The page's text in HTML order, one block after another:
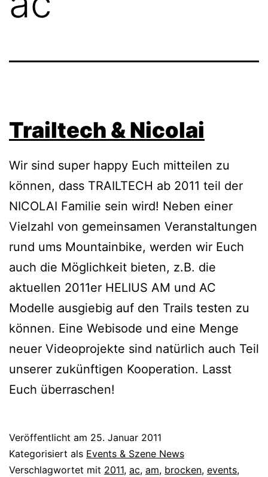
Trailtech & Nicolai
Wir sind super happy Euch mitteilen zu
können, dass TRAILTECH ab 2011 teil der
NICOLAI Familie sein wird! Neben einer
Vielzahl von gemeinsamen Veranstaltungen
rund ums Mountainbike, werden wir Euch
auch die Möglichkeit bieten, z.B. die
aktuellen 2011er HELIUS AM und AC
Modelle ausgiebig auf den Trails testen zu
können. Eine Webisode und eine Menge
neuer Videoprojekte sind natürlich auch Teil
unserer zukünftigen Kooperation. Lasst
Euch überraschen!
Veröffentlicht am 25. Januar 2011
Kategorisiert als Events & Szene News
Verschlagwortet mit 2011, ac, am, brocken, events,